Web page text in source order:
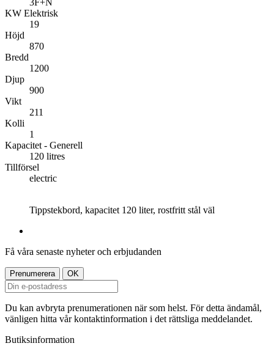
3F+N
KW Elektrisk
19
Höjd
870
Bredd
1200
Djup
900
Vikt
211
Kolli
1
Kapacitet - Generell
120 litres
Tillförsel
electric
Tippstekbord, kapacitet 120 liter, rostfritt stål väl
Få våra senaste nyheter och erbjudanden
Du kan avbryta prenumerationen när som helst. För detta ändamål,
vänligen hitta vår kontaktinformation i det rättsliga meddelandet.
Butiksinformation